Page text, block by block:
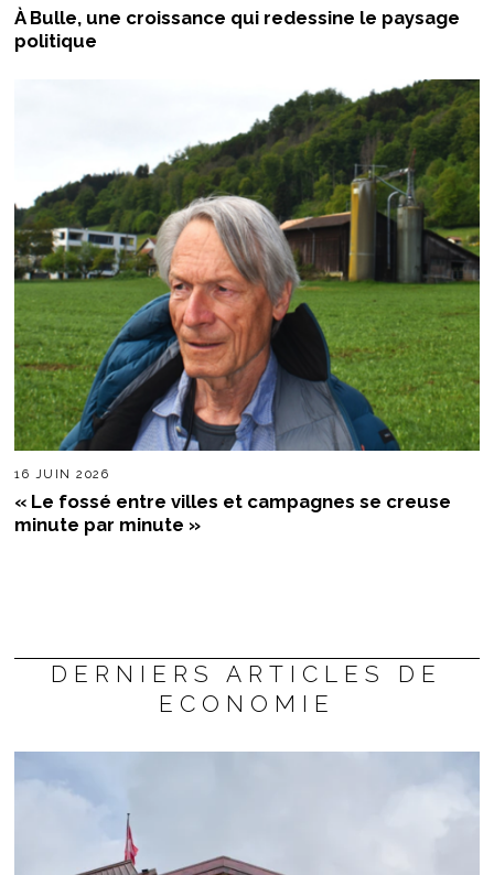
À Bulle, une croissance qui redessine le paysage
politique
16 JUIN 2026
« Le fossé entre villes et campagnes se creuse
minute par minute »
DERNIERS ARTICLES DE
ECONOMIE